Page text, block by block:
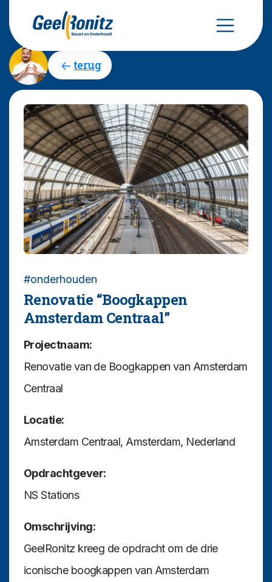
terug
#onderhouden
Renovatie “Boogkappen
Amsterdam Centraal”
Projectnaam:
Renovatie van de Boogkappen van Amsterdam
Centraal
Locatie:
Amsterdam Centraal, Amsterdam, Nederland
Opdrachtgever:
NS Stations
Omschrijving:
GeelRonitz kreeg de opdracht om de drie
iconische boogkappen van Amsterdam